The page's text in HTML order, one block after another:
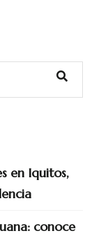
en Iquitos,
conoce